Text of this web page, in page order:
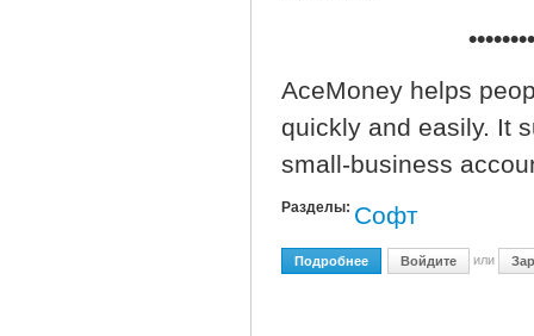
AceMoney helps
quickly and easily. It
small-business
Разделы: Софт
Подробнее О MechCAD AceMoney
Войдите или